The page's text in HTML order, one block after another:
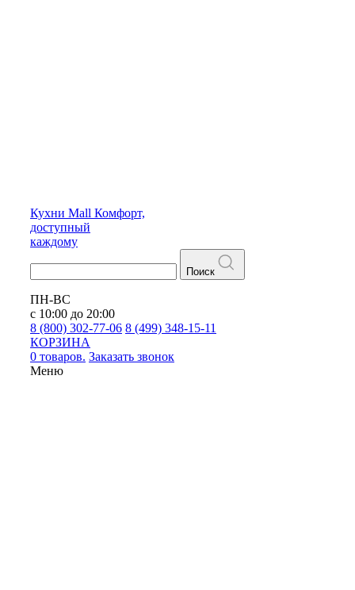
Кухни Mall Комфорт,
доступный
каждому
Поиск
ПН-ВС
с 10:00 до 20:00
8 (800) 302-77-06 8 (499) 348-15-11
КОРЗИНА
0 товаров. Заказать звонок
Меню